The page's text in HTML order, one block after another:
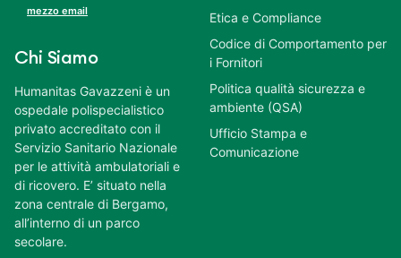
mezzo email
Chi Siamo
Humanitas Gavazzeni è un
ospedale polispecialistico
privato accreditato con il
Servizio Sanitario Nazionale
per le attività ambulatoriali e
di ricovero. E’ situato nella
zona centrale di Bergamo,
all’interno di un parco
secolare.
Etica e Compliance
Codice di Comportamento per
i Fornitori
Politica qualità sicurezza e
ambiente (QSA)
Ufficio Stampa e
Comunicazione